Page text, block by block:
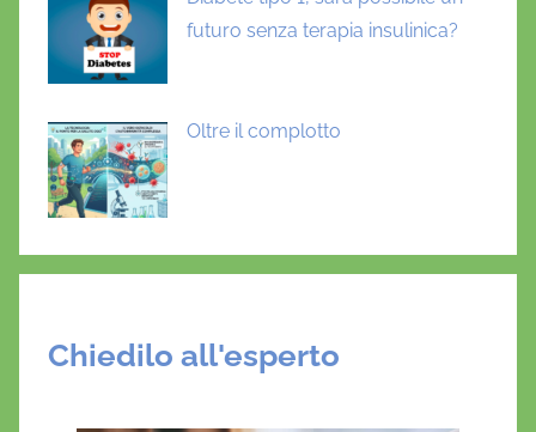
futuro senza terapia insulinica?
Oltre il complotto
Chiedilo all'esperto